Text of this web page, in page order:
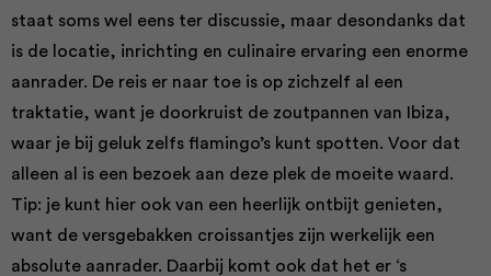
staat soms wel eens ter discussie, maar desondanks dat
is de locatie, inrichting en culinaire ervaring een enorme
aanrader. De reis er naar toe is op zichzelf al een
traktatie, want je doorkruist de zoutpannen van Ibiza,
waar je bij geluk zelfs flamingo’s kunt spotten. Voor dat
alleen al is een bezoek aan deze plek de moeite waard.
Tip: je kunt hier ook van een heerlijk ontbijt genieten,
want de versgebakken croissantjes zijn werkelijk een
absolute aanrader. Daarbij komt ook dat het er ‘s